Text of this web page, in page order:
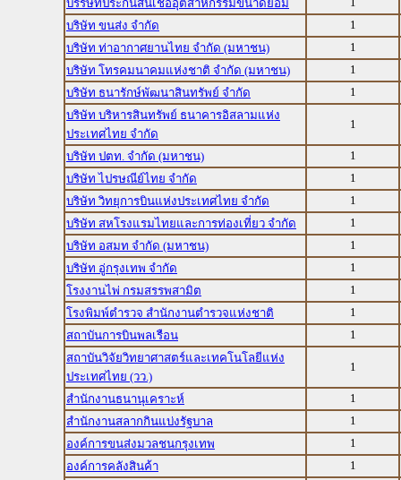
บรรษัทประกันสินเชื่ออุตสาหกรรมขนาดย่อม
บริษัท ขนส่ง จำกัด
1
บริษัท ท่าอากาศยานไทย จำกัด (มหาชน)
1
บริษัท โทรคมนาคมแห่งชาติ จำกัด (มหาชน)
1
บริษัท ธนารักษ์พัฒนาสินทรัพย์ จำกัด
1
บริษัท บริหารสินทรัพย์ ธนาคารอิสลามแห่ง
ประเทศไทย จำกัด
1
บริษัท ปตท. จำกัด (มหาชน)
1
บริษัท ไปรษณีย์ไทย จำกัด
1
บริษัท วิทยุการบินแห่งประเทศไทย จำกัด
1
บริษัท สหโรงแรมไทยและการท่องเที่ยว จำกัด
1
บริษัท อสมท จำกัด (มหาชน)
1
บริษัท อู่กรุงเทพ จำกัด
1
โรงงานไพ่ กรมสรรพสามิต
1
โรงพิมพ์ตำรวจ สำนักงานตำรวจแห่งชาติ
1
สถาบันการบินพลเรือน
1
สถาบันวิจัยวิทยาศาสตร์และเทคโนโลยีแห่ง
ประเทศไทย (วว.)
1
สำนักงานธนานุเคราะห์
1
สำนักงานสลากกินแบ่งรัฐบาล
1
องค์การขนส่งมวลชนกรุงเทพ
1
องค์การคลังสินค้า
1